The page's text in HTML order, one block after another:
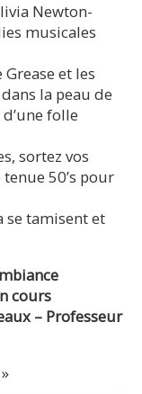
Newton-
musicales
et les
la peau de
folle
sortez vos
50’s pour
se tamisent et
cours
– Professeur